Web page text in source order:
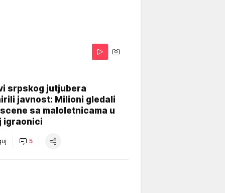
srpskog jutjubera
javnost: Milioni gledali
sa maloletnicama u
igraonici
5